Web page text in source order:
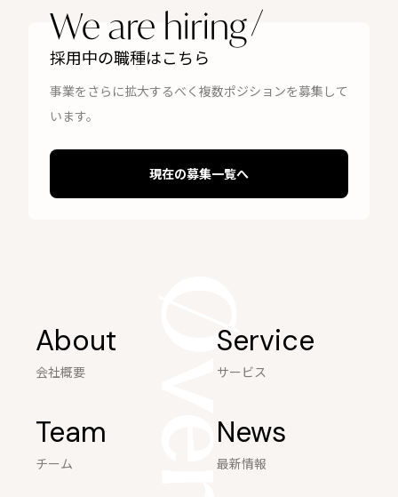
We are hiring
採用中の職種はこちら
事業をさらに拡大するべく複数ポジションを募集して
います。
現在の募集一覧へ
About
会社概要
Service
サービス
Team
チーム
News
最新情報